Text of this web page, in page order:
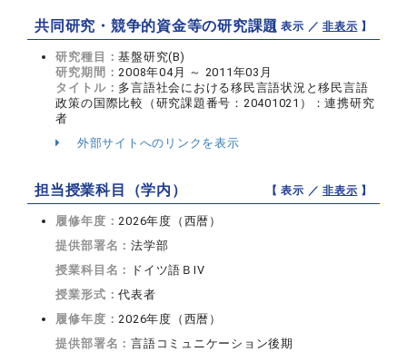
共同研究・競争的資金等の研究課題【 表示 ／非表示 】
研究種目：基盤研究(B)
研究期間：2008年04月 ～ 2011年03月
タイトル： 多言語社会における移民言語状況と移民言語
政策の国際比較（研究課題番号：20401021）：連携研究
者
外部サイトへのリンクを表示
担当授業科目（学内） 【 表示 ／非表示 】
履修年度：2026年度（西暦）
提供部署名：法学部
授業科目名：
ドイツ語ＢIV
授業形式：代表者
履修年度：2026年度（西暦）
提供部署名：言語コミュニケーション後期